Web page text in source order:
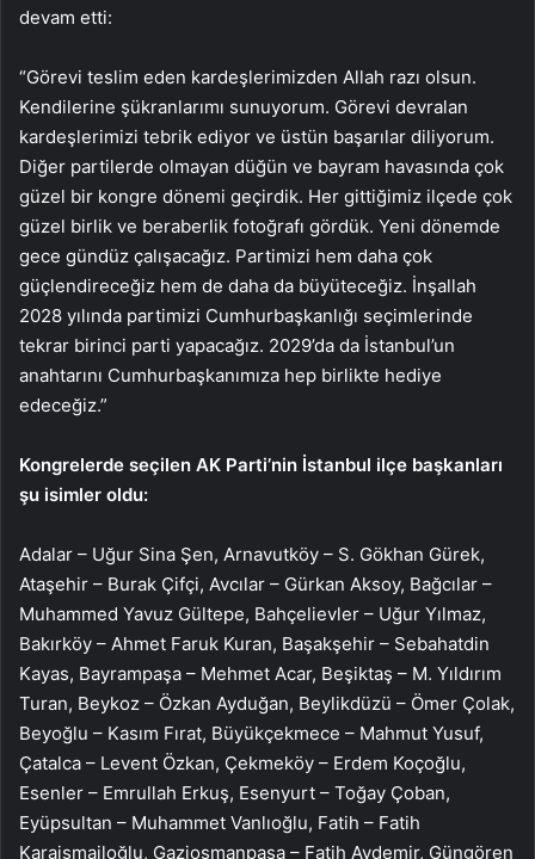
devam etti:
“Görevi teslim eden kardeşlerimizden Allah razı olsun.
Kendilerine şükranlarımı sunuyorum. Görevi devralan
kardeşlerimizi tebrik ediyor ve üstün başarılar diliyorum.
Diğer partilerde olmayan düğün ve bayram havasında çok
güzel bir kongre dönemi geçirdik. Her gittiğimiz ilçede çok
güzel birlik ve beraberlik fotoğrafı gördük. Yeni dönemde
gece gündüz çalışacağız. Partimizi hem daha çok
güçlendireceğiz hem de daha da büyüteceğiz. İnşallah
2028 yılında partimizi Cumhurbaşkanlığı seçimlerinde
tekrar birinci parti yapacağız. 2029’da da İstanbul’un
anahtarını Cumhurbaşkanımıza hep birlikte hediye
edeceğiz.”
Kongrelerde seçilen AK Parti’nin İstanbul ilçe başkanları
şu isimler oldu:
Adalar – Uğur Sina Şen, Arnavutköy – S. Gökhan Gürek,
Ataşehir – Burak Çifçi, Avcılar – Gürkan Aksoy, Bağcılar –
Muhammed Yavuz Gültepe, Bahçelievler – Uğur Yılmaz,
Bakırköy – Ahmet Faruk Kuran, Başakşehir – Sebahatdin
Kayas, Bayrampaşa – Mehmet Acar, Beşiktaş – M. Yıldırım
Turan, Beykoz – Özkan Ayduğan, Beylikdüzü – Ömer Çolak,
Beyoğlu – Kasım Fırat, Büyükçekmece – Mahmut Yusuf,
Çatalca – Levent Özkan, Çekmeköy – Erdem Koçoğlu,
Esenler – Emrullah Erkuş, Esenyurt – Toğay Çoban,
Eyüpsultan – Muhammet Vanlıoğlu, Fatih – Fatih
Karaismailoğlu, Gaziosmanpaşa – Fatih Aydemir, Güngören